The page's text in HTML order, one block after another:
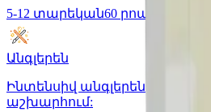
5-12 տարեկան60 րոպե
Անգլերեն
Ինտենսիվ անգլերենի
աշխարհում: